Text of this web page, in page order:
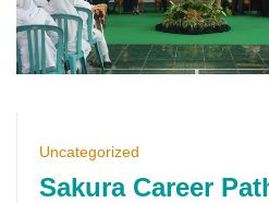
Uncategorized
Sakura Career